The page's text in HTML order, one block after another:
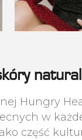
Hungry
w
część